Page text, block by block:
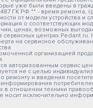
уже были введены в
ГК РФ ** - время ремонта,
от модели устройства и
о соответствующих
ценах, возможных
сервисных центрах Pedant.ru.
на сервисное
организацией
авторизованным сервис
не с целью
ремонту и введения
в отношении техники
носит исключительно